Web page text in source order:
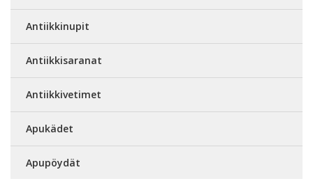
Antiikkinupit
Antiikkisaranat
Antiikkivetimet
Apukädet
Apupöydät